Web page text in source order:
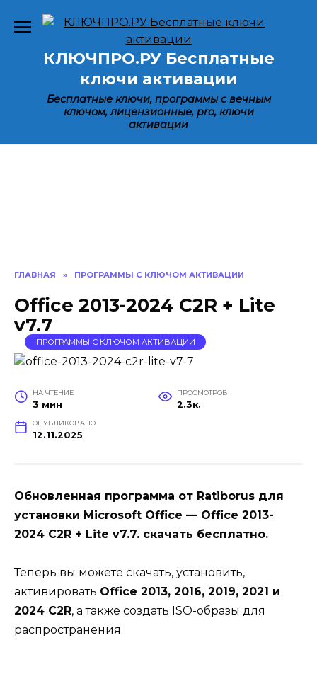
КЛЮЧПРО.РУ Бесплатные
ключи активации
Бесплатные ключи, программы с вечным
ключом, лицензионные, pro, ключи
активации
ГЛАВНАЯ » ПРОГРАММЫ С КЛЮЧОМ АКТИВАЦИИ
Office 2013-2024 C2R + Lite
v7.7
ПРОГРАММЫ С КЛЮЧОМ АКТИВАЦИИ
НА ЧТЕНИЕ
3 мин
ПРОСМОТРОВ
2.3к.
ОПУБЛИКОВАНО
12.11.2025
Обновленная программа от Ratiborus для
установки Microsoft Office — Office 2013-
2024 C2R + Lite v7.7. скачать бесплатно.
Теперь вы можете скачать, установить,
активировать Office 2013, 2016, 2019, 2021 и
2024 C2R, а также создать ISO-образы для
распространения.